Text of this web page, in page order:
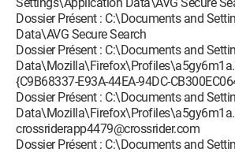
Dossier Présent : C:\Documents and
Data\AVG Secure Search
Dossier Présent : C:\Documents and
{C9B68337-E93A-44EA-94DC-
Dossier Présent : C:\Documents and
crossriderapp4479@crossrider.com
Dossier Présent : C:\Documents and